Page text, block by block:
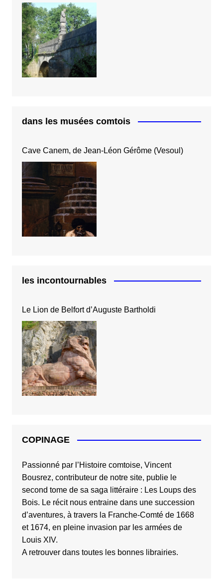
dans les musées comtois
Cave Canem, de Jean-Léon Gérôme (Vesoul)
les incontournables
Le Lion de Belfort d’Auguste Bartholdi
COPINAGE
Passionné par l’Histoire comtoise, Vincent
Bousrez, contributeur de notre site, publie le
second tome de sa saga littéraire : Les Loups des
Bois. Le récit nous entraine dans une succession
d’aventures, à travers la Franche-Comté de 1668
et 1674, en pleine invasion par les armées de
Louis XIV.
A retrouver dans toutes les bonnes librairies.